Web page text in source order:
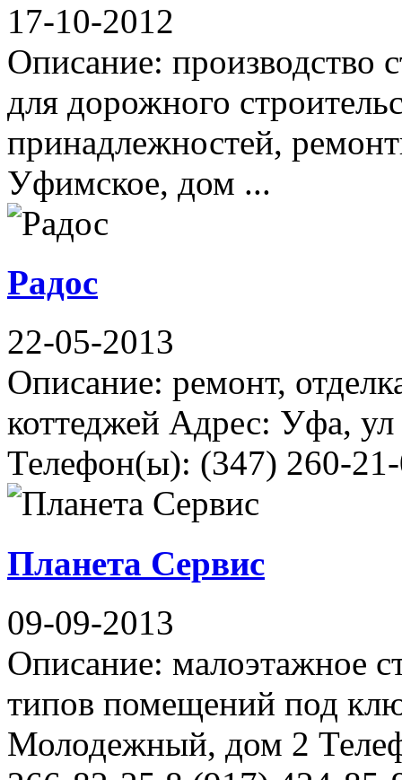
17-10-2012
Описание: производство
для дорожного
принадлежностей,
Уфимское, дом ...
Радос
22-05-2013
Описание: ремонт,
коттеджей Адрес: Уфа,
Телефон(ы): (347) 260-
Планета Сервис
09-09-2013
Описание: малоэтажное
типов помещений под
Молодежный, дом 2